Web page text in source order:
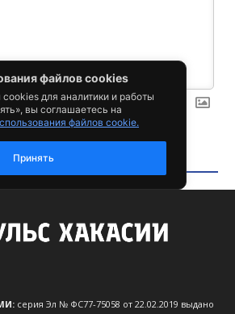
серия Эл № ФС77-75058 от 22.02.2019 выдано